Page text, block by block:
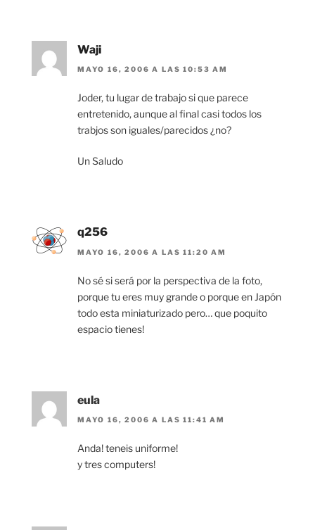
Waji
MAYO 16, 2006 A LAS 10:53 AM
Joder, tu lugar de trabajo si que parece
entretenido, aunque al final casi todos los
trabjos son iguales/parecidos ¿no?
Un Saludo
q256
MAYO 16, 2006 A LAS 11:20 AM
No sé si será por la perspectiva de la foto,
porque tu eres muy grande o porque en Japón
todo esta miniaturizado pero… que poquito
espacio tienes!
eula
MAYO 16, 2006 A LAS 11:41 AM
Anda! teneis uniforme!
y tres computers!